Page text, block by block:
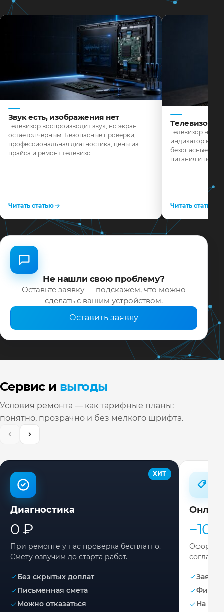
Звук есть, изображения нет
Телевизор воспроизводит звук, но экран
остаётся чёрным. Безопасные проверки,
профессиональная диагностика, цены из
прайса и ремонт телевизо…
Читать статью
Телевизор
Телевизор не
индикатор не
безопасные
питания и
Читать статью
Не нашли свою проблему?
Оставьте заявку — подскажем, что можно
сделать с вашим устройством.
Оставить заявку
Сервис и выгоды
Условия ремонта — как тарифные планы:
понятно, прозрачно и без мелкого шрифта.
ХИТ
Диагностика
0 ₽
При ремонте у нас проверка бесплатно.
Смету озвучим до старта работ.
Без скрытых доплат
Письменная смета
Можно отказаться
−10%
Заявка
На